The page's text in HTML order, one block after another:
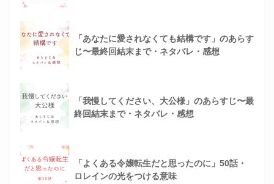
「あなたに愛されなくても結構です」のあらす
じ〜最終回結末まで・ネタバレ・感想
「我慢してください、大公様」のあらすじ〜最
終回結末まで・ネタバレ・感想
「よくある令嬢転生だと思ったのに」50話・
ロレインの光をつける意味